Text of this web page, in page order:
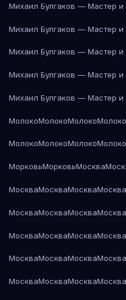
Михаил Булгаков — Мастер и
Михаил Булгаков — Мастер и
Михаил Булгаков — Мастер и
Михаил Булгаков — Мастер и
Михаил Булгаков — Мастер и
МолокоМолокоМолокоМолоко
МолокоМолокоМолокоМолоко
МорковьМорковьМосква
МоскваМоскваМоскваМосква
МоскваМоскваМоскваМосква
МоскваМоскваМоскваМосква
МоскваМоскваМоскваМосква
МоскваМоскваМоскваМосква